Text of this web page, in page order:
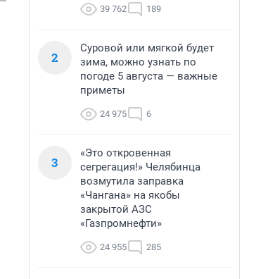
39 762 189
2
Суровой или мягкой будет
зима, можно узнать по
погоде 5 августа — важные
приметы
24 975 6
3
«Это откровенная
сегрегация!» Челябинца
возмутила заправка
«Чангана» на якобы
закрытой АЗС
«Газпромнефти»
24 955 285